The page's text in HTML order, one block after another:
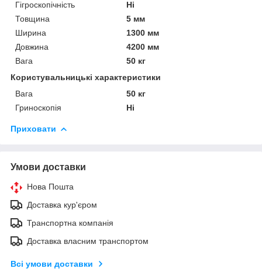
Гігроскопічність
Ні
Товщина
5 мм
Ширина
1300 мм
Довжина
4200 мм
Вага
50 кг
Користувальницькі характеристики
Вага
50 кг
Гриноскопія
Ні
Приховати
Умови доставки
Нова Пошта
Доставка кур'єром
Транспортна компанія
Доставка власним транспортом
Всі умови доставки